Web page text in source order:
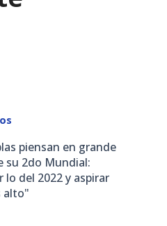
piensan en grande
su 2do Mundial:
lo del 2022 y aspirar
alto"